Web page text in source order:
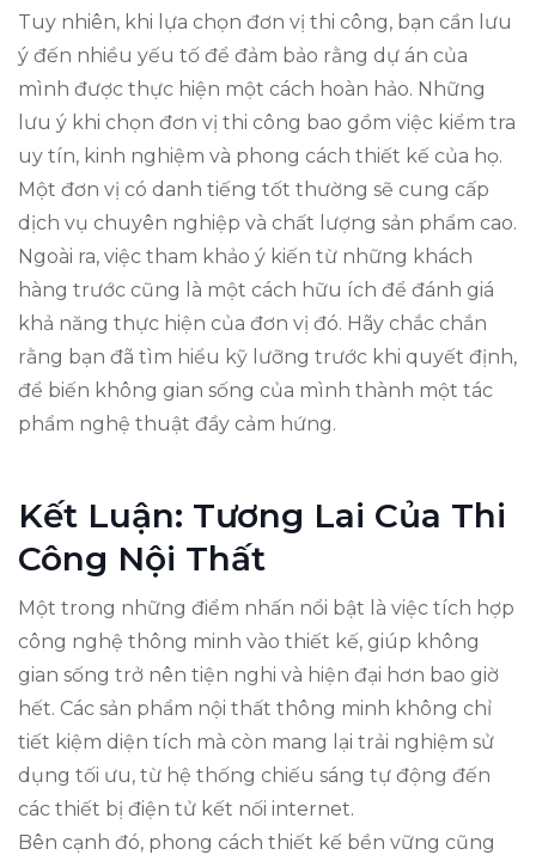
Tuy nhiên, khi lựa chọn đơn vị thi công, bạn cần lưu
ý đến nhiều yếu tố để đảm bảo rằng dự án của
mình được thực hiện một cách hoàn hảo. Những
lưu ý khi chọn đơn vị thi công bao gồm việc kiểm tra
uy tín, kinh nghiệm và phong cách thiết kế của họ.
Một đơn vị có danh tiếng tốt thường sẽ cung cấp
dịch vụ chuyên nghiệp và chất lượng sản phẩm cao.
Ngoài ra, việc tham khảo ý kiến từ những khách
hàng trước cũng là một cách hữu ích để đánh giá
khả năng thực hiện của đơn vị đó. Hãy chắc chắn
rằng bạn đã tìm hiểu kỹ lưỡng trước khi quyết định,
để biến không gian sống của mình thành một tác
phẩm nghệ thuật đầy cảm hứng.
Kết Luận: Tương Lai Của Thi
Công Nội Thất
Một trong những điểm nhấn nổi bật là việc tích hợp
công nghệ thông minh vào thiết kế, giúp không
gian sống trở nên tiện nghi và hiện đại hơn bao giờ
hết. Các sản phẩm nội thất thông minh không chỉ
tiết kiệm diện tích mà còn mang lại trải nghiệm sử
dụng tối ưu, từ hệ thống chiếu sáng tự động đến
các thiết bị điện tử kết nối internet.
Bên cạnh đó, phong cách thiết kế bền vững cũng